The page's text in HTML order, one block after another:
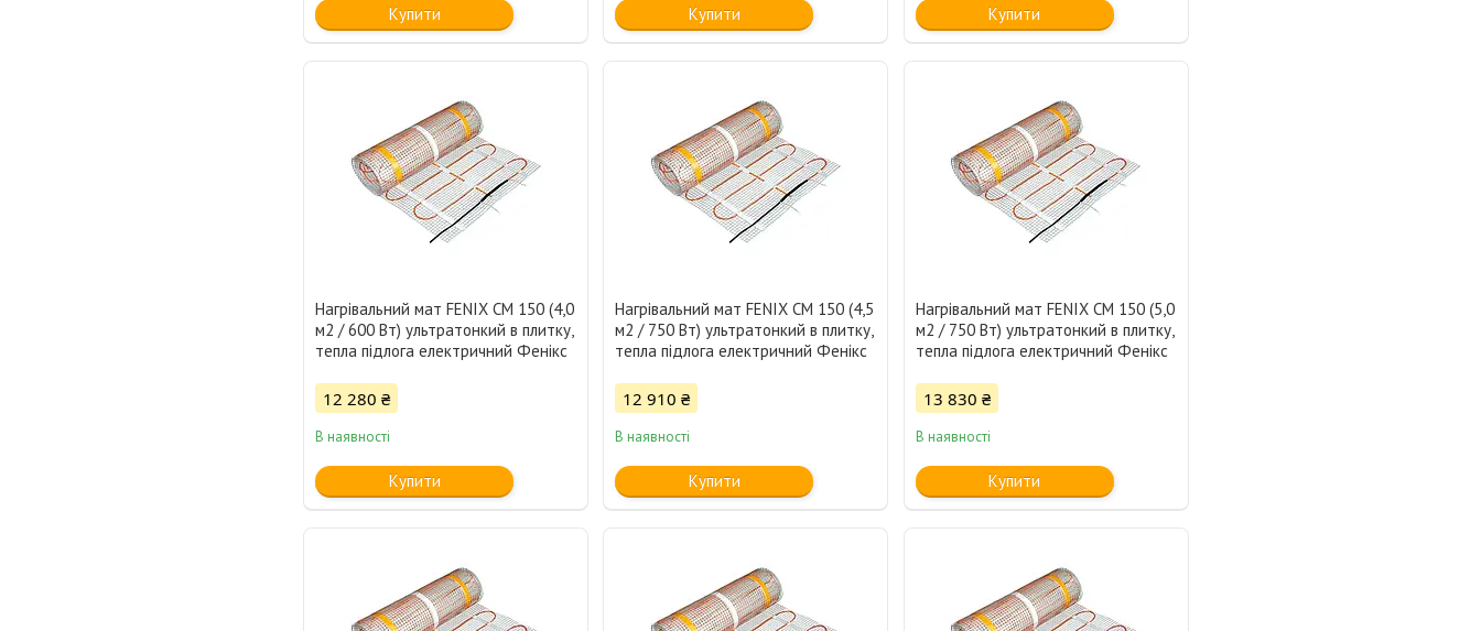
Купити Купити Купити
Нагрівальний мат FENIX CM 150 (4,0
м2 / 600 Вт) ультратонкий в плитку,
тепла підлога електричний Фенікс
12 280 ₴
В наявності
Купити
Нагрівальний мат FENIX CM 150 (4,5
м2 / 750 Вт) ультратонкий в плитку,
тепла підлога електричний Фенікс
12 910 ₴
В наявності
Купити
Нагрівальний мат FENIX CM 150 (5,0
м2 / 750 Вт) ультратонкий в плитку,
тепла підлога електричний Фенікс
13 830 ₴
В наявності
Купити